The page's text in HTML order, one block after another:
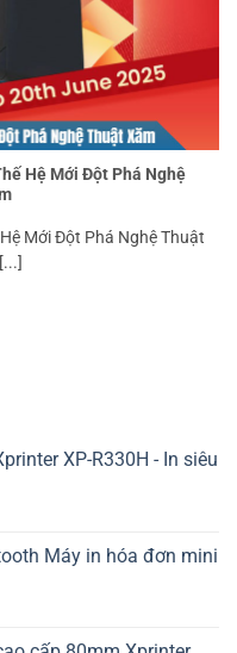
Hệ Mới Đột Phá Nghệ
Mới Đột Phá Nghệ Thuật
XP-R330H - In siêu
Máy in hóa đơn mini